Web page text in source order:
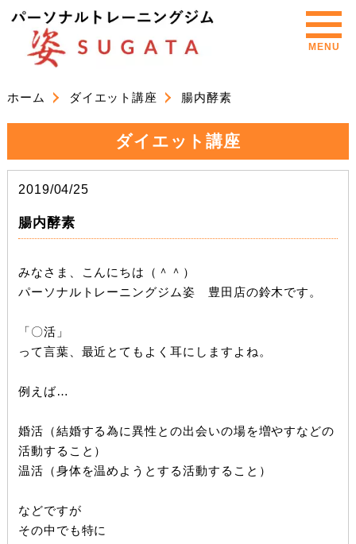
MENU
ホーム ダイエット講座 腸内酵素
ダイエット講座
2019/04/25
腸内酵素
みなさま、こんにちは（＾＾）
パーソナルトレーニングジム姿 豊田店の鈴木です。
「〇活」
って言葉、最近とてもよく耳にしますよね。
例えば…
婚活（結婚する為に異性との出会いの場を増やすなどの
活動すること）
温活（身体を温めようとする活動すること）
などですが
その中でも特に